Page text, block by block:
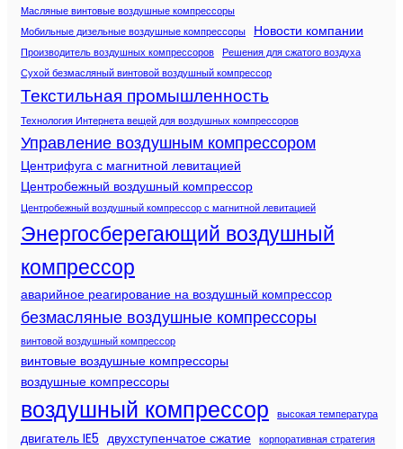
Масляные винтовые воздушные компрессоры
Мобильные дизельные воздушные компрессоры
Новости компании
Производитель воздушных компрессоров Решения для сжатого воздуха
Сухой безмасляный винтовой воздушный компрессор
Текстильная промышленность
Технология Интернета вещей для воздушных компрессоров
Управление воздушным компрессором
Центрифуга с магнитной левитацией
Центробежный воздушный компрессор
Центробежный воздушный компрессор с магнитной левитацией
Энергосберегающий воздушный
компрессор
аварийное реагирование на воздушный компрессор
безмасляные воздушные компрессоры
винтовой воздушный компрессор
винтовые воздушные компрессоры
воздушные компрессоры
воздушный компрессор высокая температура
двигатель IE5 двухступенчатое сжатие корпоративная стратегия